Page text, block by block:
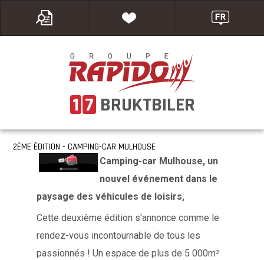
1 7 BRUKTBILER
2ÈME ÉDITION - CAMPING-CAR MULHOUSE
Camping-car Mulhouse, un
nouvel événement dans le
paysage des véhicules de loisirs,
Cette deuxième édition s'annonce comme le
rendez-vous incontournable de tous les
passionnés ! Un espace de plus de 5 000m²